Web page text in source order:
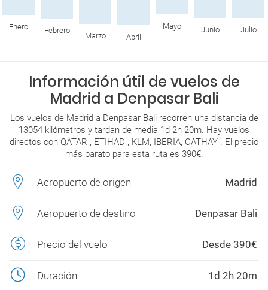
Enero Febrero
Marzo Abril
Mayo Junio Julio
Información útil de vuelos de
Madrid a Denpasar Bali
Los vuelos de Madrid a Denpasar Bali recorren una distancia de
13054 kilómetros y tardan de media 1d 2h 20m. Hay vuelos
directos con QATAR , ETIHAD , KLM, IBERIA, CATHAY . El precio
más barato para esta ruta es 390€.
Aeropuerto de origen Madrid
Aeropuerto de destino Denpasar Bali
Precio del vuelo Desde 390€
Duración 1d 2h 20m